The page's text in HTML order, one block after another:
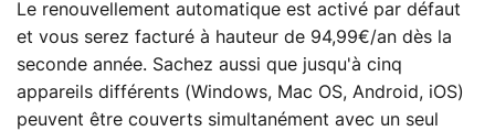
Le renouvellement automatique est activé par défaut
et vous serez facturé à hauteur de 94,99€/an dès la
seconde année. Sachez aussi que jusqu'à cinq
appareils différents (Windows, Mac OS, Android, iOS)
peuvent être couverts simultanément avec un seul